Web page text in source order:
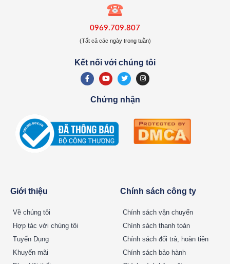
Giới thiệu
Về chúng tôi
Hợp tác với chúng tôi
Tuyển Dụng
Khuyến mãi
Chính sách công ty
Chính sách vận chuyển
Chính sách thanh toán
Chính sách đổi trả, hoàn tiền
Chính sách bảo hành
0969.709.807
(Tất cả các ngày trong tuần)
Kết nối với chúng tôi
Chứng nhận